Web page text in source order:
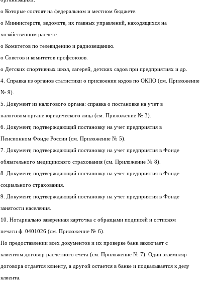
o Которые состоят на федеральном и местном бюджете.
o Миннистерств, ведомств, их главных управлений, находящихся на
хозяйственном расчете.
o Комитетов по телевидению и радиовещанию.
o Советов и комитетов профсоюзов.
o Детских спортивных школ, лагерей, детских садов при предприятиях и др.
4. Справка из органов статистики о присвоении кодов по ОКПО (см. Приложение
№ 9).
5. Документ из налогового органа: справка о постановке на учет в
налоговом органе юридического лица (см. Приложение № 3).
6. Документ, подтверждающий постановку на учет предприятия в
Пенсионном Фонде России (см. Приложение № 5).
7. Документ, подтверждающий постановку на учет предприятия в Фонде
обязательного медицинского страхования (см. Приложение № 8).
8. Документ, подтверждающий постановку на учет предприятия в Фонде
социального страхования.
9. Документ, подтверждающий постановку на учет предприятия в Фонде
занятости населения.
10. Нотариально заверенная карточка с образцами подписей и оттиском
печати ф. 0401026 (см. Приложение № 6).
По предоставлении всех документов и их проверке банк заключает с
клиентом договор расчетного счета (см. Приложение № 7). Один экземпляр
договора отдается клиенту, а другой остается в банке и подкалывается к делу
клиента.